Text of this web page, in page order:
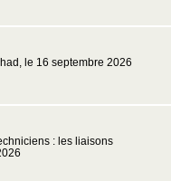
le 16 septembre 2026
: les liaisons